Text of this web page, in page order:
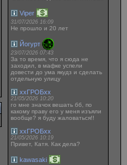
Viper
31/07/2026 16:09
Не прошло и 20 лет
Йогурт
23/07/2026 07:43
За то время, что я сюда не
заходил, в мафке успели
довести до ума якудз и сделать
отдельную улицу
ххГРОБхх
21/05/2026 10:20
го мне значок вешать бб, по
какому праву его у меня изъяли
вообще? я буду жаловаться!!
ххГРОБхх
21/05/2026 10:19
Привет, Катя. Как дела?
kawasaki